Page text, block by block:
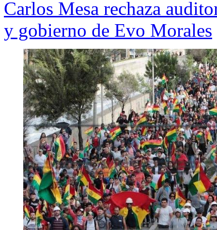
Carlos Mesa rechaza
y gobierno de Evo Morales